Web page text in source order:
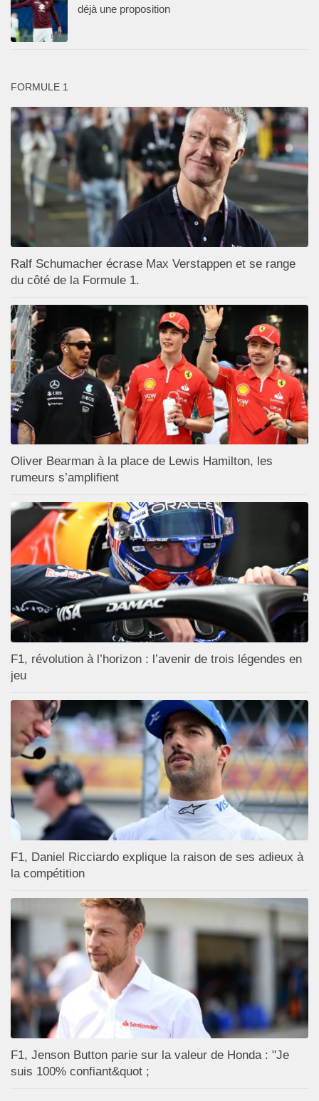
déjà une proposition
FORMULE 1
Ralf Schumacher écrase Max Verstappen et se range
du côté de la Formule 1.
Oliver Bearman à la place de Lewis Hamilton, les
rumeurs s’amplifient
F1, révolution à l’horizon : l’avenir de trois légendes en
jeu
F1, Daniel Ricciardo explique la raison de ses adieux à
la compétition
F1, Jenson Button parie sur la valeur de Honda : "Je
suis 100% confiant&quot ;